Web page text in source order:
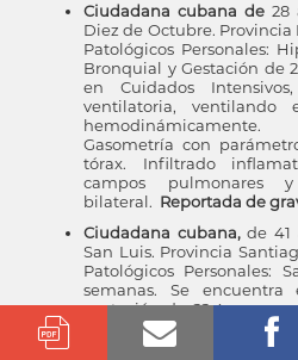
Ciudadana cubana de 28
Diez de Octubre.
Patológicos Personales:
Bronquial y Gestación de
en Cuidados
ventilatoria, ventilando
Gasometría con
tórax. Infiltrado
campos pulmonares
bilateral. Reportada de
Ciudadana cubana,de 41
San Luis. Provincia
Patológicos Personales:
semanas. Se encuentra
gestación de 22.4
38ºC, ahora afebril, con
espontánea con